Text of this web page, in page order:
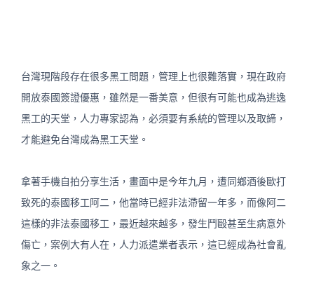
台灣現階段存在很多黑工問題，管理上也很難落實，現在政府
開放泰國簽證優惠，雖然是一番美意，但很有可能也成為逃逸
黑工的天堂，人力專家認為，必須要有系統的管理以及取締，
才能避免台灣成為黑工天堂。
拿著手機自拍分享生活，畫面中是今年九月，遭同鄉酒後歐打
致死的泰國移工阿二，他當時已經非法滯留一年多，而像阿二
這樣的非法泰國移工，最近越來越多，發生鬥毆甚至生病意外
傷亡，案例大有人在，人力派遣業者表示，這已經成為社會亂
象之一。